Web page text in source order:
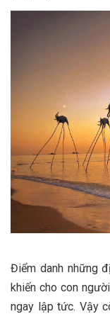
Điểm danh những
khiến cho con
ngay lập tức. Vậy